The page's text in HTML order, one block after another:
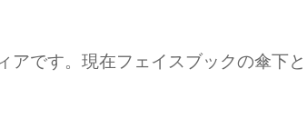
アです。現在フェイスブックの傘下と